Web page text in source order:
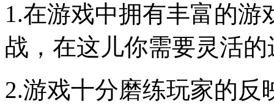
1.在游戏中拥有丰富的
战，在这儿你需要灵活
2.游戏十分磨练玩家的